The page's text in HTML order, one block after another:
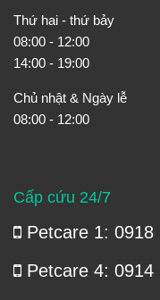
Thứ hai - thứ bảy
08:00 - 12:00
14:00 - 19:00
Chủ nhật & Ngày lễ
08:00 - 12:00
Cấp cứu 24/7
Petcare 1: 0918
Petcare 4: 0914